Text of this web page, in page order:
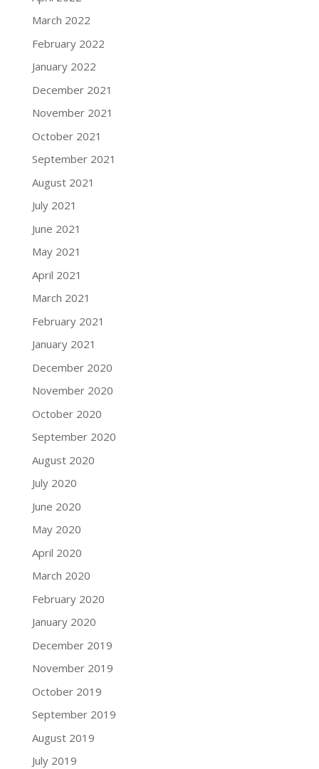
March 2022
February 2022
January 2022
December 2021
November 2021
October 2021
September 2021
August 2021
July 2021
June 2021
May 2021
April 2021
March 2021
February 2021
January 2021
December 2020
November 2020
October 2020
September 2020
August 2020
July 2020
June 2020
May 2020
April 2020
March 2020
February 2020
January 2020
December 2019
November 2019
October 2019
September 2019
August 2019
July 2019